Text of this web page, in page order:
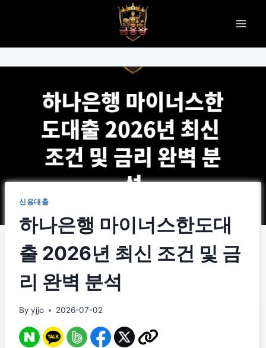
신용대출
하나은행 마이너스한도대
출 2026년 최신 조건 및 금
리 완벽 분석
By yjjo 2026-07-02